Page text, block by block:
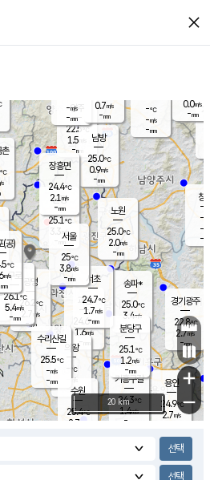
close
양주
22.5℃
1.5
-mm
과천
24.6℃
1.6m/s
- mm
용인
24.9℃
2.7m/s
경기광주
22.8℃
2.7m/s
-mm
s
-℃
-m/s
-mm
창
-
-m/
-
0.0m/s
-mm
의왕
- ℃
m/s
mm
광명
26.2 ℃
2.7 m/s
-mm
구로
26.1℃
5.4m/s
-mm
은평
25.1℃
3.3 m/s
- mm
노원
25.0℃
2.0m/s
-mm
송파*
25.0℃
3.4m/s
-mm
서초
24.7℃
1.7m/s
-mm
남방
25.0℃
0.9m/s
-mm
기흥구갈
24.3℃
1.4m/s
-
수리산길
25.5℃
-m/s
-mm
분당구
25.1℃
1.2m/s
-mm
장흥면
24.4℃
2.1 m/s
-mm
-m/s
-mm
(공)
℃
m/s
mm
수원
25.4℃
2.7 m/s
서울
25℃
3.8m/s
-mm
0.7m/s
-mm
+
−
20 km